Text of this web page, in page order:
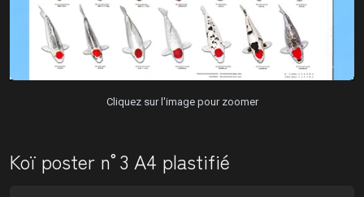
Cliquez sur l'image pour zoomer
Koï poster n°3 A4 plastifié